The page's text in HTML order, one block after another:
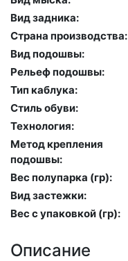
Вид задника:
Страна производства:
Вид подошвы:
Рельеф подошвы:
Тип каблука:
Стиль обуви:
Технология:
Метод крепления
подошвы:
Вес полупарка (гр):
Вид застежки:
Вес с упаковкой (гр):
Описание